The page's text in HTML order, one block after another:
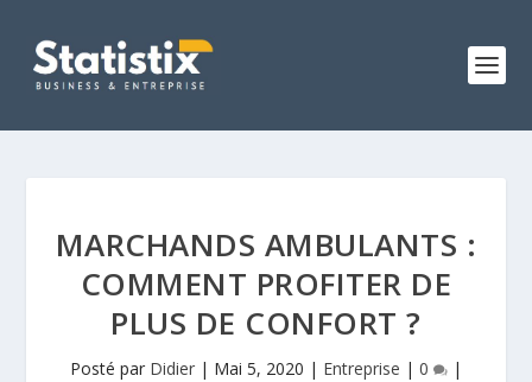
MARCHANDS AMBULANTS :
COMMENT PROFITER DE
PLUS DE CONFORT ?
Posté par Didier | Mai 5, 2020 | Entreprise | 0 |